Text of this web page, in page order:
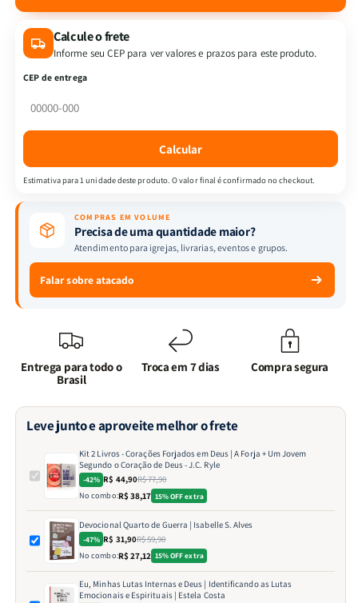
Kit
2
Livros
Corações
Forjados
A
Forja
Um
Jovem
Segundo
o
Coração
Ryle
Kit
2
Livros
A
Forja
Um
Jovem
Segundo
Coração
Ryle
Calcule o frete
Informe seu CEP para ver valores e prazos para este produto.
CEP de entrega
Calcular
Estimativa para 1 unidade deste produto. O valor final é confirmado no checkout.
COMPRAS EM VOLUME
Precisa de uma quantidade maior?
Atendimento para igrejas, livrarias, eventos e grupos.
Falar sobre atacado
Entrega para todo o
Brasil
Troca em 7 dias Compra segura
Leve junto e aproveite melhor o frete
Kit 2 Livros - Corações Forjados em Deus | A Forja + Um Jovem
Segundo o Coração de Deus - J.C. Ryle
-42% R$ 44,90R$ 77,90
No combo:R$ 38,17 15% OFF extra
Devocional Quarto de Guerra | Isabelle S. Alves
-47% R$ 31,90R$ 59,90
No combo:R$ 27,12 15% OFF extra
Eu, Minhas Lutas Internas e Deus | Identificando as Lutas
Emocionais e Espirituais | Estela Costa